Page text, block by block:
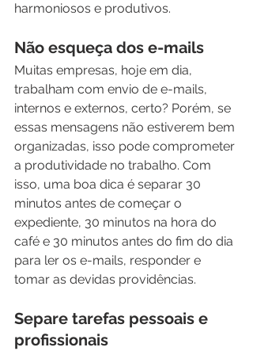
harmoniosos e produtivos.
Não esqueça dos e-mails
Muitas empresas, hoje em dia,
trabalham com envio de e-mails,
internos e externos, certo? Porém, se
essas mensagens não estiverem bem
organizadas, isso pode comprometer
a produtividade no trabalho. Com
isso, uma boa dica é separar 30
minutos antes de começar o
expediente, 30 minutos na hora do
café e 30 minutos antes do fim do dia
para ler os e-mails, responder e
tomar as devidas providências.
Separe tarefas pessoais e
profissionais